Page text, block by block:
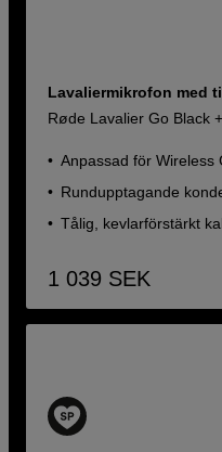
Lavaliermikrofon med
Røde Lavalier Go Black
Anpassad för Wireless
Rundupptagande
Tålig, kevlarförstärkt
1 039 SEK